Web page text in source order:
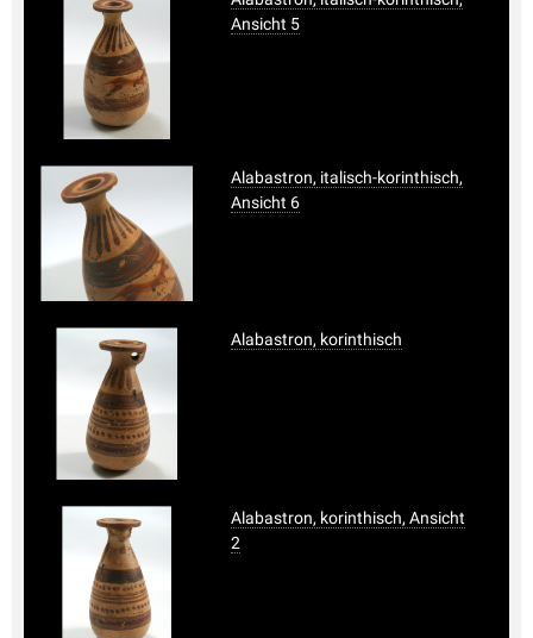
Ansicht 5
Alabastron, italisch-korinthisch,
Ansicht 6
Alabastron, korinthisch
Alabastron, korinthisch, Ansicht
2